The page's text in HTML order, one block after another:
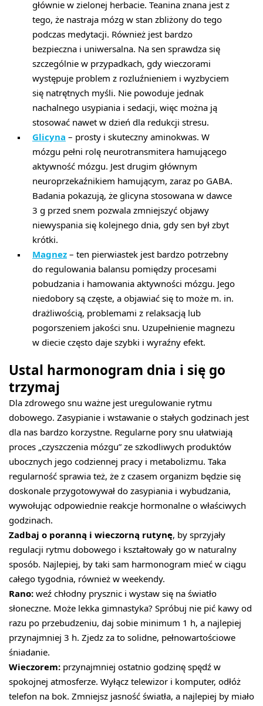
głównie w zielonej herbacie. Teanina znana jest z
tego, że nastraja mózg w stan zbliżony do tego
podczas medytacji. Również jest bardzo
bezpieczna i uniwersalna. Na sen sprawdza się
szczególnie w przypadkach, gdy wieczorami
występuje problem z rozluźnieniem i wyzbyciem
się natrętnych myśli. Nie powoduje jednak
nachalnego usypiania i sedacji, więc można ją
stosować nawet w dzień dla redukcji stresu.
Glicyna – prosty i skuteczny aminokwas. W
mózgu pełni rolę neurotransmitera hamującego
aktywność mózgu. Jest drugim głównym
neuroprzekaźnikiem hamującym, zaraz po GABA.
Badania pokazują, że glicyna stosowana w dawce
3 g przed snem pozwala zmniejszyć objawy
niewyspania się kolejnego dnia, gdy sen był zbyt
krótki.
Magnez – ten pierwiastek jest bardzo potrzebny
do regulowania balansu pomiędzy procesami
pobudzania i hamowania aktywności mózgu. Jego
niedobory są częste, a objawiać się to może m. in.
drażliwością, problemami z relaksacją lub
pogorszeniem jakości snu. Uzupełnienie magnezu
w diecie często daje szybki i wyraźny efekt.
Ustal harmonogram dnia i się go
trzymaj
Dla zdrowego snu ważne jest uregulowanie rytmu
dobowego. Zasypianie i wstawanie o stałych godzinach jest
dla nas bardzo korzystne. Regularne pory snu ułatwiają
proces „czyszczenia mózgu” ze szkodliwych produktów
ubocznych jego codziennej pracy i metabolizmu. Taka
regularność sprawia też, że z czasem organizm będzie się
doskonale przygotowywał do zasypiania i wybudzania,
wywołując odpowiednie reakcje hormonalne o właściwych
godzinach.
Zadbaj o poranną i wieczorną rutynę, by sprzyjały
regulacji rytmu dobowego i kształtowały go w naturalny
sposób. Najlepiej, by taki sam harmonogram mieć w ciągu
całego tygodnia, również w weekendy.
Rano: weź chłodny prysznic i wystaw się na światło
słoneczne. Może lekka gimnastyka? Spróbuj nie pić kawy od
razu po przebudzeniu, daj sobie minimum 1 h, a najlepiej
przynajmniej 3 h. Zjedz za to solidne, pełnowartościowe
śniadanie.
Wieczorem: przynajmniej ostatnio godzinę spędź w
spokojnej atmosferze. Wyłącz telewizor i komputer, odłóż
telefon na bok. Zmniejsz jasność światła, a najlepiej by miało